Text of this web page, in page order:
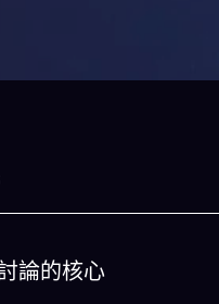
論的核心